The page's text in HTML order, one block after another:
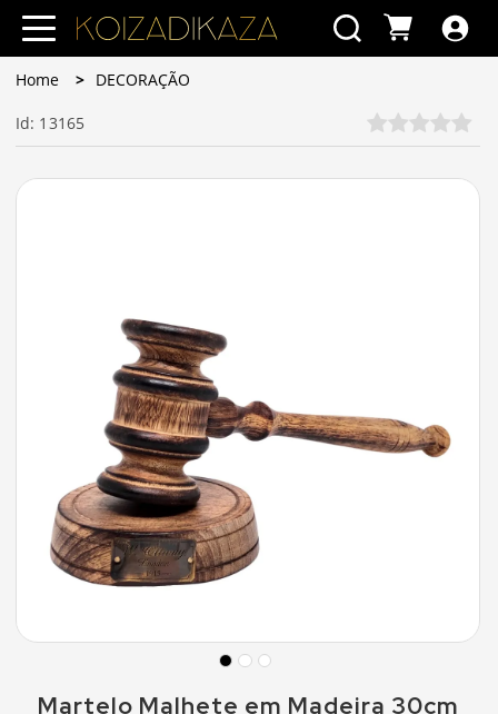
Home DECORAÇÃO
Id: 13165
Martelo Malhete em Madeira 30cm